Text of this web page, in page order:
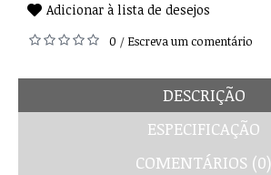
Adicionar à lista de desejos
0 / Escreva um comentário
DESCRIÇÃO
ESPECIFICAÇÃO
COMENTÁRIOS (0)